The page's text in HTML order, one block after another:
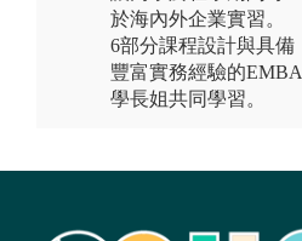
於海內外企業實習。
6部分課程設計與具備
豐富實務經驗的EMBA
學長姐共同學習。